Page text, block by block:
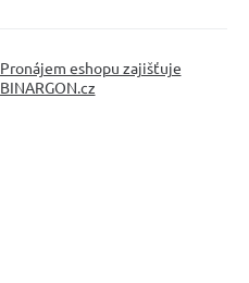
Pronájem eshopu zajišťuje
BINARGON.cz